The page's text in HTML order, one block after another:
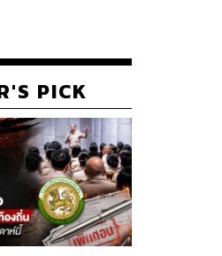
PICK